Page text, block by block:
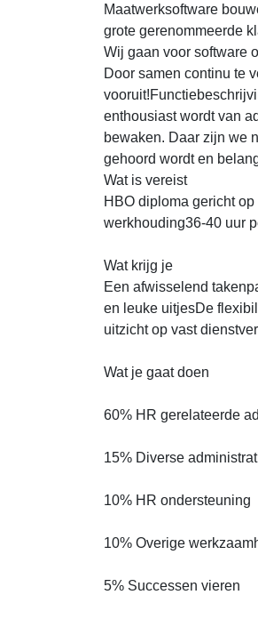
Maatwerksoftware
grote gerenommeerde
Wij gaan voor software
Door samen continu te
enthousiast wordt van
bewaken. Daar zijn we
gehoord wordt en
Wat is vereist
HBO diploma gericht
werkhouding36-40 uur
Wat krijg je
Een afwisselend
en leuke uitjesDe
uitzicht op vast
Wat je gaat doen
60% HR gerelateerde
15% Diverse
10% HR ondersteuning
10% Overige
5% Successen vieren